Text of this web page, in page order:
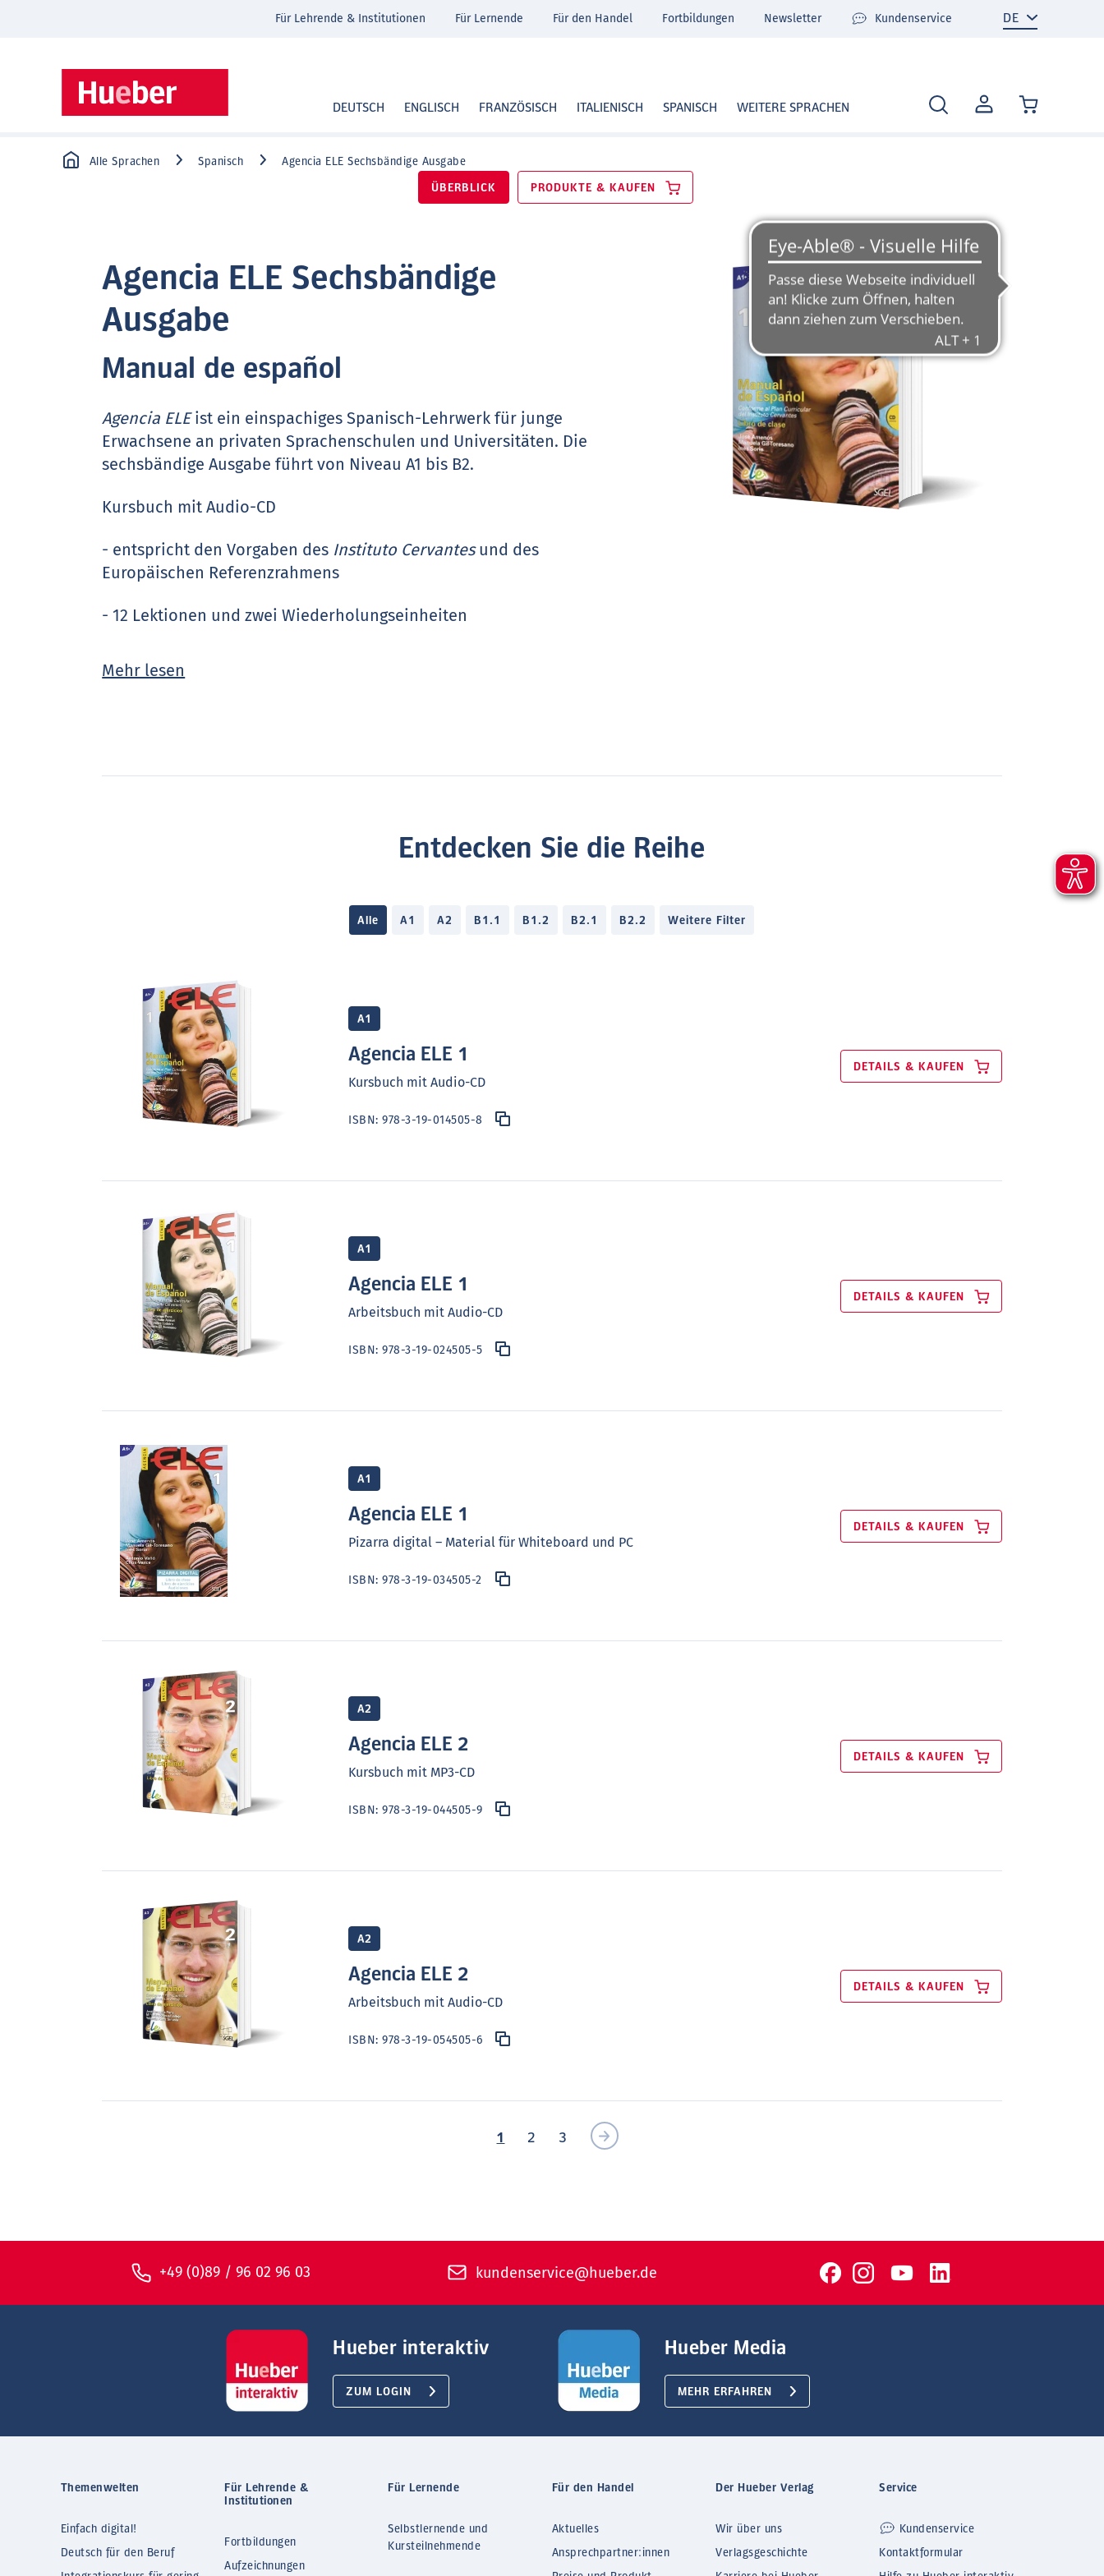
MEIN
KONTO
DEUTSCH ENGLISCH FRANZÖSISCH ITALIENISCH SPANISCH WEITERE SPRACHEN
Für Lehrende & Institutionen Für Lernende Für den Handel Fortbildungen Newsletter Kundenservice
Alle Sprachen Spanisch Agencia ELE Sechsbändige Ausgabe
ÜBERBLICK PRODUKTE & KAUFEN
Agencia ELE Sechsbändige
Ausgabe
Manual de español
Agencia ELEist ein einspachiges Spanisch-Lehrwerk für junge
Erwachsene an privaten Sprachenschulen und Universitäten. Die
sechsbändige Ausgabe führt von Niveau A1 bis B2.
Kursbuch mit Audio-CD
- entspricht den Vorgaben des Instituto Cervantesund des
Europäischen Referenzrahmens
- 12 Lektionen und zwei Wiederholungseinheiten
- klarer, übersichtlicher Aufbau der Lektionen
- eine Doppelseite mit soziokulturellen Inhalten (
- systematische Darstellung von Grammatik, Lexik und
Sprachgebrauch (
- Transkriptionen der Hörtexte
Arbeitsbuch mit Audio-CD
Kursbuches
- alle Lösungen und Transkriptionen der Hörtexte
Mehr lesen
Entdecken Sie die Reihe
Alle A1 A2 B1.1 B1.2 B2.1 B2.2 Weitere Filter
A1
Agencia ELE 1
Kursbuch mit Audio-CD
ISBN:978-3-19-014505-8
DETAILS & KAUFEN
A1
Agencia ELE 1
Arbeitsbuch mit Audio-CD
ISBN:978-3-19-024505-5
DETAILS & KAUFEN
A1
Agencia ELE 1
Pizarra digital – Material für Whiteboard und PC
ISBN:978-3-19-034505-2
DETAILS & KAUFEN
A2
Agencia ELE 2
Kursbuch mit MP3-CD
ISBN:978-3-19-044505-9
DETAILS & KAUFEN
A2
Agencia ELE 2
Arbeitsbuch mit Audio-CD
ISBN:978-3-19-054505-6
DETAILS & KAUFEN
1 2 3
+49 (0)89 / 96 02 96 03 kundenservice@hueber.de
Hueber interaktiv
ZUM LOGIN
Hueber Media
MEHR ERFAHREN
Themenwelten
Einfach digital!
Deutsch für den Beruf
Für Lehrende &
Institutionen
Fortbildungen
Aufzeichnungen
Für Lernende
Selbstlernende und
Kursteilnehmende
Für den Handel
Aktuelles
Ansprechpartner:innen
Der Hueber Verlag
Wir über uns
Verlagsgeschichte
Service
Kundenservice
Kontaktformular